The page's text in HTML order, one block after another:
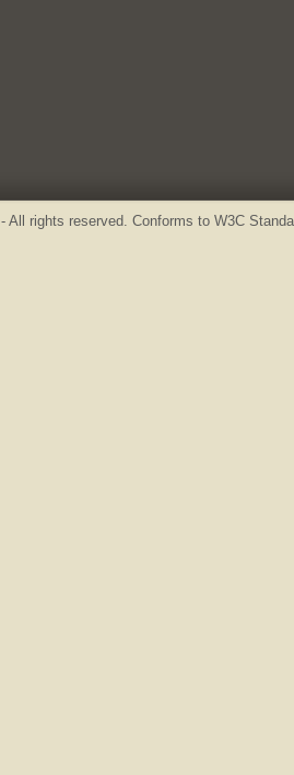
- All rights reserved. Conforms to W3C